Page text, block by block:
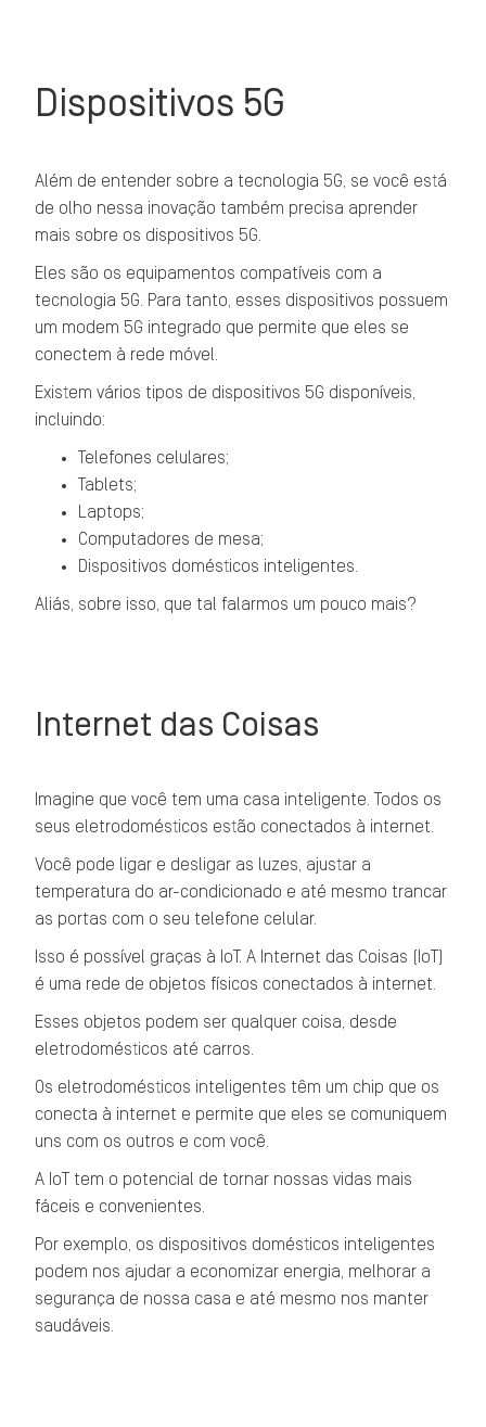
Dispositivos 5G
Além de entender sobre a tecnologia 5G, se você está
de olho nessa inovação também precisa aprender
mais sobre os dispositivos 5G.
Eles são os equipamentos compatíveis com a
tecnologia 5G. Para tanto, esses dispositivos possuem
um modem 5G integrado que permite que eles se
conectem à rede móvel.
Existem vários tipos de dispositivos 5G disponíveis,
incluindo:
Telefones celulares;
Tablets;
Laptops;
Computadores de mesa;
Dispositivos domésticos inteligentes.
Aliás, sobre isso, que tal falarmos um pouco mais?
Internet das Coisas
Imagine que você tem uma casa inteligente. Todos os
seus eletrodomésticos estão conectados à internet.
Você pode ligar e desligar as luzes, ajustar a
temperatura do ar-condicionado e até mesmo trancar
as portas com o seu telefone celular.
Isso é possível graças à IoT. A Internet das Coisas (IoT)
é uma rede de objetos físicos conectados à internet.
Esses objetos podem ser qualquer coisa, desde
eletrodomésticos até carros.
Os eletrodomésticos inteligentes têm um chip que os
conecta à internet e permite que eles se comuniquem
uns com os outros e com você.
A IoT tem o potencial de tornar nossas vidas mais
fáceis e convenientes.
Por exemplo, os dispositivos domésticos inteligentes
podem nos ajudar a economizar energia, melhorar a
segurança de nossa casa e até mesmo nos manter
saudáveis.